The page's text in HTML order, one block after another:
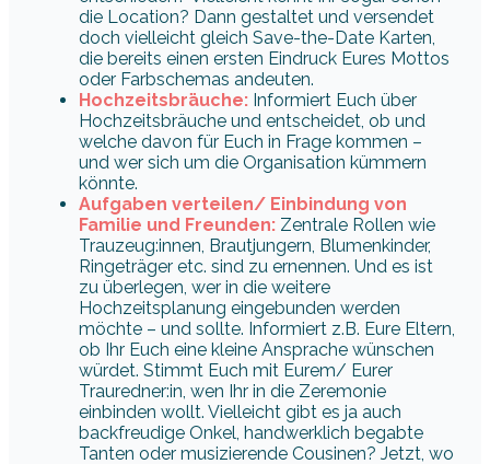
die Location? Dann gestaltet und versendet
doch vielleicht gleich Save-the-Date Karten,
die bereits einen ersten Eindruck Eures Mottos
oder Farbschemas andeuten.
Hochzeitsbräuche: Informiert Euch über
Hochzeitsbräuche und entscheidet, ob und
welche davon für Euch in Frage kommen –
und wer sich um die Organisation kümmern
könnte.
Aufgaben verteilen/ Einbindung von
Familie und Freunden: Zentrale Rollen wie
Trauzeug:innen, Brautjungern, Blumenkinder,
Ringeträger etc. sind zu ernennen. Und es ist
zu überlegen, wer in die weitere
Hochzeitsplanung eingebunden werden
möchte – und sollte. Informiert z.B. Eure Eltern,
ob Ihr Euch eine kleine Ansprache wünschen
würdet. Stimmt Euch mit Eurem/ Eurer
Trauredner:in, wen Ihr in die Zeremonie
einbinden wollt. Vielleicht gibt es ja auch
backfreudige Onkel, handwerklich begabte
Tanten oder musizierende Cousinen? Jetzt, wo